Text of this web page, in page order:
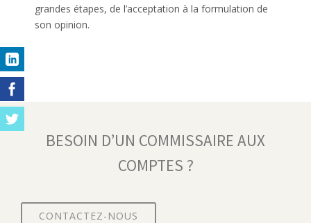
grandes étapes, de l’acceptation à la formulation de
son opinion.
BESOIN D’UN COMMISSAIRE AUX
COMPTES ?
CONTACTEZ-NOUS